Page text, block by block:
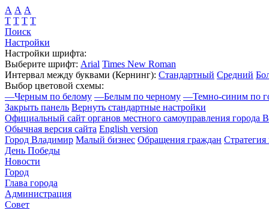
А А А
Т Т Т Т
Поиск
Настройки
Настройки шрифта:
Выберите шрифт: Arial Times New Roman
Интервал между буквами (Кернинг): Стандартный Средний
Выбор цветовой схемы:
—Черным по белому —Белым по черному —Темно-синим по
Закрыть панель Вернуть стандартные настройки
Официальный сайт органов местного самоуправления города
Обычная версия сайта English version
Город Владимир Малый бизнес Обращения граждан Стратегия
День Победы
Новости
Город
Глава города
Администрация
Совет